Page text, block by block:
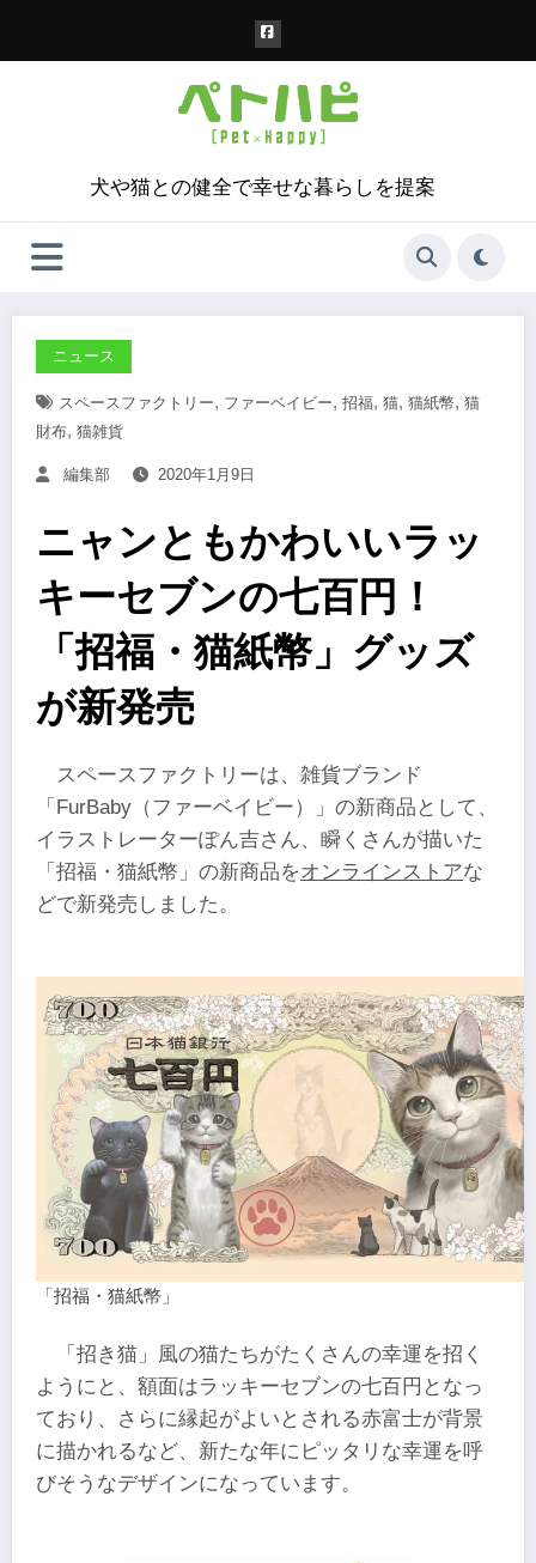
犬や猫との健全で幸せな暮らしを提案
ニュース
スペースファクトリー, ファーベイビー, 招福, 猫, 猫紙幣, 猫
財布, 猫雑貨
編集部 2020年1月9日
ニャンともかわいいラッ
キーセブンの七百円！
「招福・猫紙幣」グッズ
が新発売
スペースファクトリーは、雑貨ブランド
「FurBaby（ファーベイビー）」の新商品として、
イラストレーターぽん吉さん、瞬くさんが描いた
「招福・猫紙幣」の新商品をオンラインストアな
どで新発売しました。
「招福・猫紙幣」
「招き猫」風の猫たちがたくさんの幸運を招く
ようにと、額面はラッキーセブンの七百円となっ
ており、さらに縁起がよいとされる赤富士が背景
に描かれるなど、新たな年にピッタリな幸運を呼
びそうなデザインになっています。